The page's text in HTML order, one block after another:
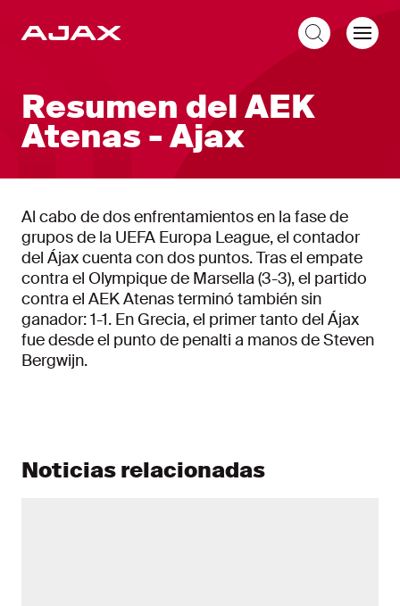
Resumen del AEK
Atenas - Ajax
Al cabo de dos enfrentamientos en la fase de
grupos de la UEFA Europa League, el contador
del Ájax cuenta con dos puntos. Tras el empate
contra el Olympique de Marsella (3-3), el partido
contra el AEK Atenas terminó también sin
ganador: 1-1. En Grecia, el primer tanto del Ájax
fue desde el punto de penalti a manos de Steven
Bergwijn.
Noticias relacionadas